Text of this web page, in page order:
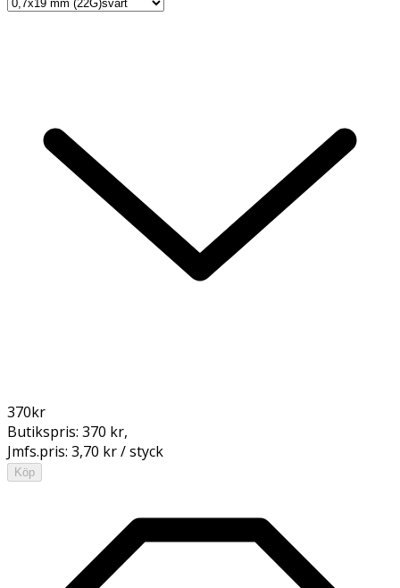
370kr
Butikspris: 370 kr,
Jmfs.pris: 3,70 kr / styck
Köp